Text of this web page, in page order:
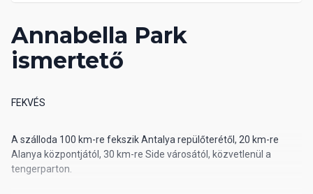
Annabella Park
ismertető
FEKVÉS
A szálloda 100 km-re fekszik Antalya repülőterétől, 20 km-re
Alanya központjától, 30 km-re Side városától, közvetlenül a
tengerparton.